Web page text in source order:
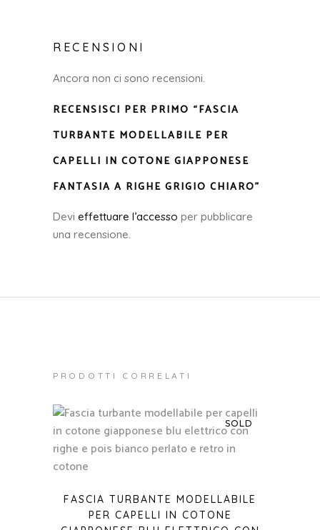
RECENSIONI
Ancora non ci sono recensioni.
RECENSISCI PER PRIMO “FASCIA
TURBANTE MODELLABILE PER
CAPELLI IN COTONE GIAPPONESE
FANTASIA A RIGHE GRIGIO CHIARO”
Devi effettuare l’accesso per pubblicare
una recensione.
PRODOTTI CORRELATI
SOLD
FASCIA TURBANTE MODELLABILE
PER CAPELLI IN COTONE